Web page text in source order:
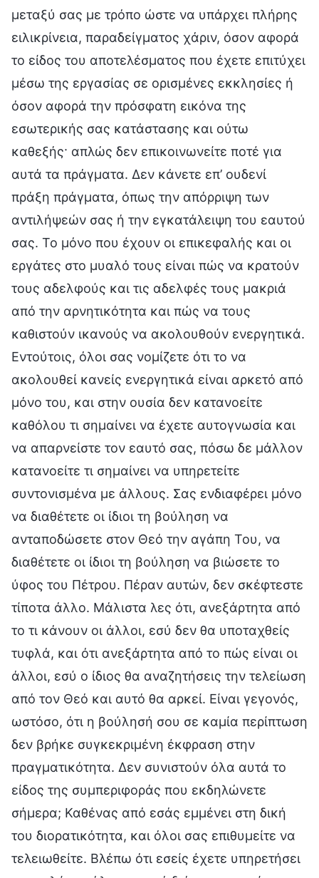
μεταξύ σας με τρόπο ώστε να υπάρχει πλήρης
ειλικρίνεια, παραδείγματος χάριν, όσον αφορά
το είδος του αποτελέσματος που έχετε επιτύχει
μέσω της εργασίας σε ορισμένες εκκλησίες ή
όσον αφορά την πρόσφατη εικόνα της
εσωτερικής σας κατάστασης και ούτω
καθεξής· απλώς δεν επικοινωνείτε ποτέ για
αυτά τα πράγματα. Δεν κάνετε επ’ ουδενί
πράξη πράγματα, όπως την απόρριψη των
αντιλήψεών σας ή την εγκατάλειψη του εαυτού
σας. Το μόνο που έχουν οι επικεφαλής και οι
εργάτες στο μυαλό τους είναι πώς να κρατούν
τους αδελφούς και τις αδελφές τους μακριά
από την αρνητικότητα και πώς να τους
καθιστούν ικανούς να ακολουθούν ενεργητικά.
Εντούτοις, όλοι σας νομίζετε ότι το να
ακολουθεί κανείς ενεργητικά είναι αρκετό από
μόνο του, και στην ουσία δεν κατανοείτε
καθόλου τι σημαίνει να έχετε αυτογνωσία και
να απαρνείστε τον εαυτό σας, πόσω δε μάλλον
κατανοείτε τι σημαίνει να υπηρετείτε
συντονισμένα με άλλους. Σας ενδιαφέρει μόνο
να διαθέτετε οι ίδιοι τη βούληση να
ανταποδώσετε στον Θεό την αγάπη Του, να
διαθέτετε οι ίδιοι τη βούληση να βιώσετε το
ύφος του Πέτρου. Πέραν αυτών, δεν σκέφτεστε
τίποτα άλλο. Μάλιστα λες ότι, ανεξάρτητα από
το τι κάνουν οι άλλοι, εσύ δεν θα υποταχθείς
τυφλά, και ότι ανεξάρτητα από το πώς είναι οι
άλλοι, εσύ ο ίδιος θα αναζητήσεις την τελείωση
από τον Θεό και αυτό θα αρκεί. Είναι γεγονός,
ωστόσο, ότι η βούλησή σου σε καμία περίπτωση
δεν βρήκε συγκεκριμένη έκφραση στην
πραγματικότητα. Δεν συνιστούν όλα αυτά το
είδος της συμπεριφοράς που εκδηλώνετε
σήμερα; Καθένας από εσάς εμμένει στη δική
του διορατικότητα, και όλοι σας επιθυμείτε να
τελειωθείτε. Βλέπω ότι εσείς έχετε υπηρετήσει